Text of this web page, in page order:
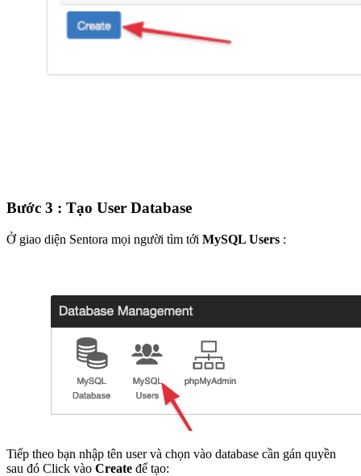
Bước 3 : Tạo User Database
Ở giao diện Sentora mọi người tìm tới MySQL Users :
Tiếp theo bạn nhập tên user và chọn vào database cần gán quyền
sau đó Click vào Create để tạo: